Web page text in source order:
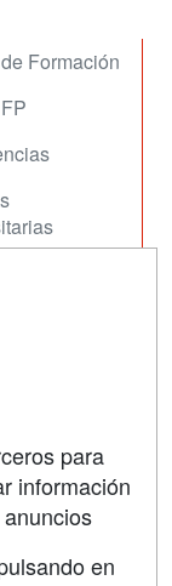
Formación
para
información
en